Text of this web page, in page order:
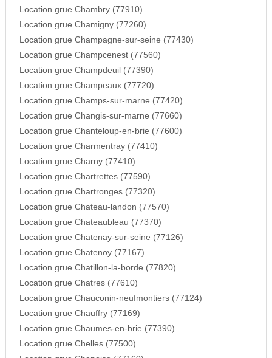
Location grue Chambry (77910)
Location grue Chamigny (77260)
Location grue Champagne-sur-seine (77430)
Location grue Champcenest (77560)
Location grue Champdeuil (77390)
Location grue Champeaux (77720)
Location grue Champs-sur-marne (77420)
Location grue Changis-sur-marne (77660)
Location grue Chanteloup-en-brie (77600)
Location grue Charmentray (77410)
Location grue Charny (77410)
Location grue Chartrettes (77590)
Location grue Chartronges (77320)
Location grue Chateau-landon (77570)
Location grue Chateaubleau (77370)
Location grue Chatenay-sur-seine (77126)
Location grue Chatenoy (77167)
Location grue Chatillon-la-borde (77820)
Location grue Chatres (77610)
Location grue Chauconin-neufmontiers (77124)
Location grue Chauffry (77169)
Location grue Chaumes-en-brie (77390)
Location grue Chelles (77500)